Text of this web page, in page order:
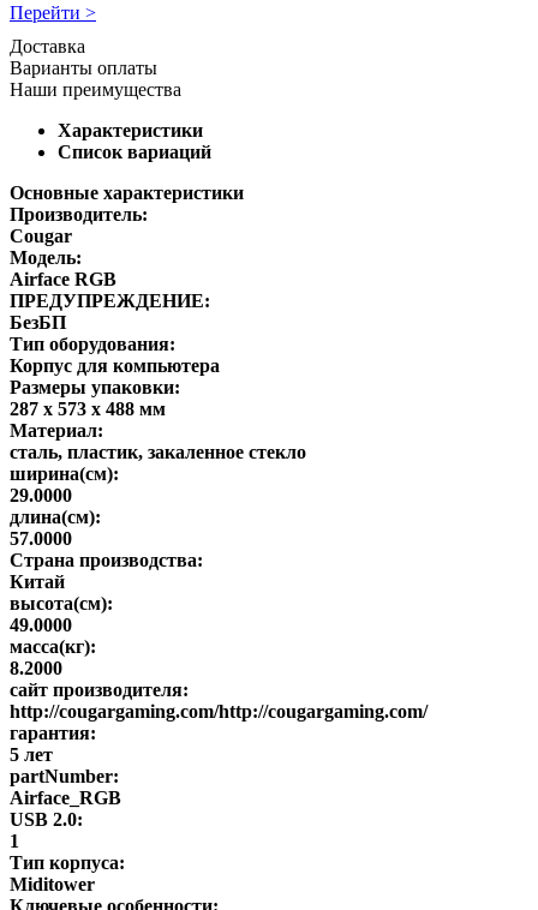
Перейти >
Доставка
Варианты оплаты
Наши преимущества
Характеристики
Список вариаций
Основные характеристики
Производитель:
Cougar
Модель:
Airface RGB
ПРЕДУПРЕЖДЕНИЕ:
БезБП
Тип оборудования:
Корпус для компьютера
Размеры упаковки:
287 х 573 х 488 мм
Материал:
сталь, пластик, закаленное стекло
ширина(см):
29.0000
длина(см):
57.0000
Страна производства:
Китай
высота(см):
49.0000
масса(кг):
8.2000
сайт производителя:
http://cougargaming.com/http://cougargaming.com/
гарантия:
5 лет
partNumber:
Airface_RGB
USB 2.0:
1
Тип корпуса:
Miditower
Ключевые особенности: